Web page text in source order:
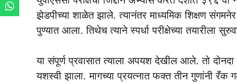
झेडपीच्या शाळेत झाले. त्यानंतर माध्यमिक शिक्षण
पुण्यात आला. तिथेच त्याने स्पर्धा परीक्षेच्या तयारीला
या संपूर्ण प्रवासात त्याला अपयश देखील आले. तो दोनदा
यशस्वी झाला. मागच्या प्रयत्नात फक्त तीन गुणांनी रँक